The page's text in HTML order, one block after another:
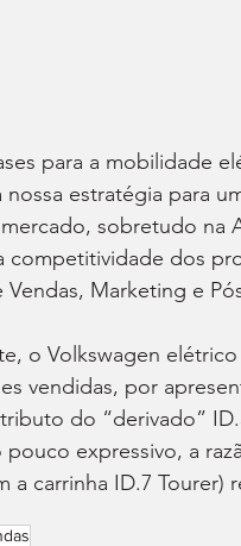
para a mobilidade
nossa estratégia para
sobretudo na
competitividade dos
Vendas, Marketing e
o Volkswagen
vendidas, por
do “derivado”
pouco expressivo, a
a carrinha ID.7 Tourer)